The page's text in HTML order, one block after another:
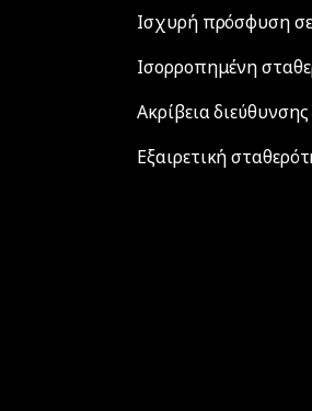
Ισχυρή πρόσφυση σε
Ισορροπημένη
Ακρίβεια διεύθυνσης
Εξαιρετική